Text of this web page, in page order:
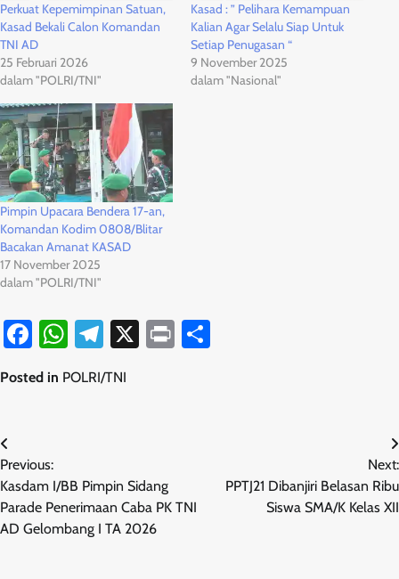
Perkuat Kepemimpinan Satuan,
Kasad Bekali Calon Komandan
TNI AD
25 Februari 2026
dalam "POLRI/TNI"
Kasad : ” Pelihara Kemampuan
Kalian Agar Selalu Siap Untuk
Setiap Penugasan “
9 November 2025
dalam "Nasional"
Pimpin Upacara Bendera 17-an,
Komandan Kodim 0808/Blitar
Bacakan Amanat KASAD
17 November 2025
dalam "POLRI/TNI"
Facebook
WhatsApp
Telegram
X Print
Posted in POLRI/TNI
Navigasi
pos
Previous:
Kasdam I/BB Pimpin Sidang
Parade Penerimaan Caba PK TNI
AD Gelombang I TA 2026
Next:
PPTJ21 Dibanjiri Belasan Ribu
Siswa SMA/K Kelas XII